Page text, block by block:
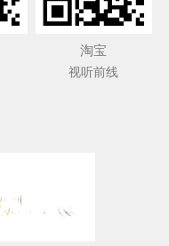
淘宝
视听前线